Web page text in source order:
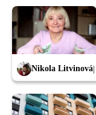
Nikola Litvinová